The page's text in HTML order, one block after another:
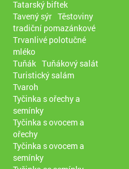
Tatarský biftek
Tavený sýr Těstoviny
tradiční pomazánkové
Trvanlivé polotučné
mléko
Tuňák Tuňákový salát
Turistický salám
Tvaroh
Tyčinka s ořechy a
semínky
Tyčinka s ovocem a
ořechy
Tyčinka s ovocem a
semínky